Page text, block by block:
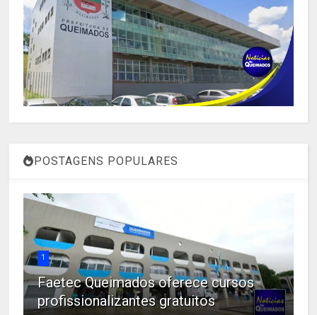
POSTAGENS POPULARES
1
Faetec Queimados oferece cursos
profissionalizantes gratuitos